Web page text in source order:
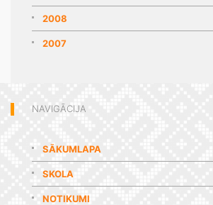
2008
2007
NAVIGĀCIJA
SĀKUMLAPA
SKOLA
NOTIKUMI